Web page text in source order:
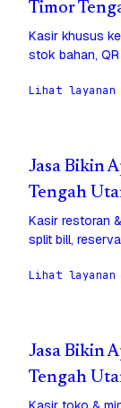
Timor
Kasir khusus
stok bahan,
Lihat layanan
Jasa Bikin
Tengah
Kasir restoran
split bill,
Lihat layanan
Jasa Bikin
Tengah